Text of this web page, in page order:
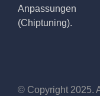
Anpassungen
(Chiptuning).
© Copyright 2025.